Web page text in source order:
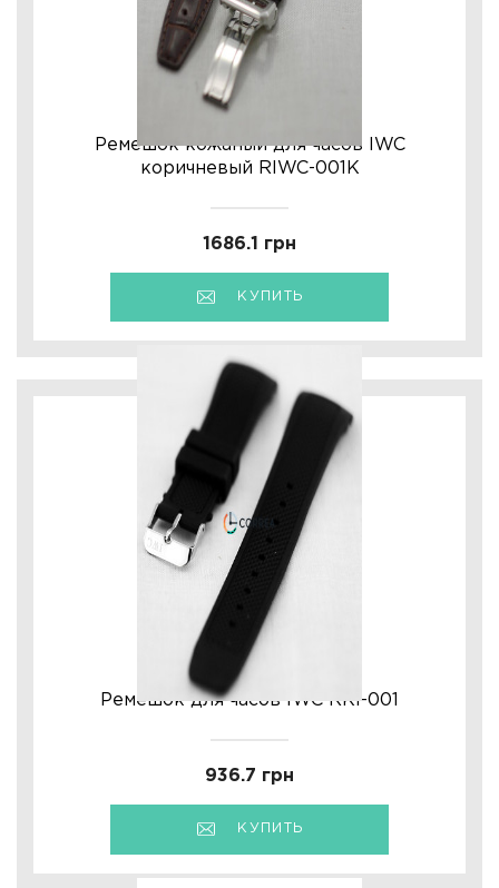
Ремешок кожаный для часов IWC
коричневый RIWC-001K
1686.1 грн
КУПИТЬ
Ремешок для часов IWC RКI-001
936.7 грн
КУПИТЬ